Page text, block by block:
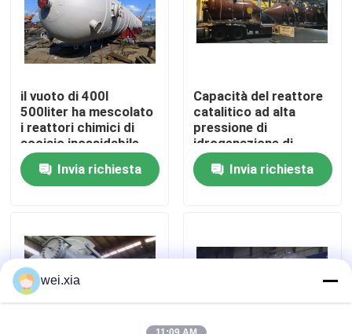
Su di noi
Controllo della qualità
Contattaci
Casi
il vuoto di 400l
500liter ha mescolato
i reattori chimici di
acciaio inossidabile
con il radiatore
Invia richiesta
Capacità del reattore
catalitico ad alta
pressione di
idrogenazione di
WHGCM 6000L grande
Invia richiesta
wei.xia